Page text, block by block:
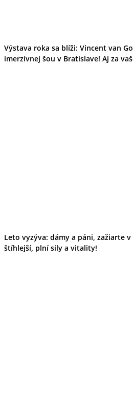
Výstava roka sa blíži: Vincent van
imerzívnej šou v Bratislave! Aj za
Leto vyzýva: dámy a páni, zažiarte
štíhlejší, plní sily a vitality!